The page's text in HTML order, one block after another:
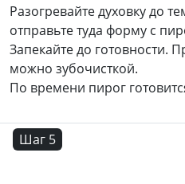
Разогревайте духовку до
отправьте туда форму с
Запекайте до готовности.
можно зубочисткой.
По времени пирог
Шаг 5